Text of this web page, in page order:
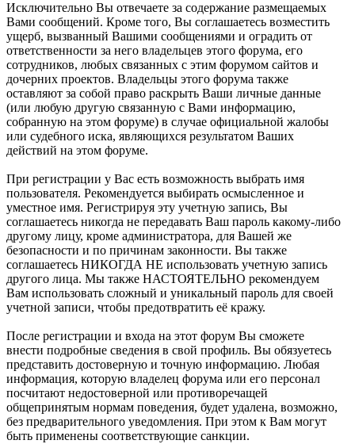
Исключительно Вы отвечаете за содержание размещаемых
Вами сообщений. Кроме того, Вы соглашаетесь возместить
ущерб, вызванный Вашими сообщениями и оградить от
ответственности за него владельцев этого форума, его
сотрудников, любых связанных с этим форумом сайтов и
дочерних проектов. Владельцы этого форума также
оставляют за собой право раскрыть Ваши личные данные
(или любую другую связанную с Вами информацию,
собранную на этом форуме) в случае официальной жалобы
или судебного иска, являющихся результатом Ваших
действий на этом форуме.
При регистрации у Вас есть возможность выбрать имя
пользователя. Рекомендуется выбирать осмысленное и
уместное имя. Регистрируя эту учетную запись, Вы
соглашаетесь никогда не передавать Ваш пароль какому-либо
другому лицу, кроме администратора, для Вашей же
безопасности и по причинам законности. Вы также
соглашаетесь НИКОГДА НЕ использовать учетную запись
другого лица. Мы также НАСТОЯТЕЛЬНО рекомендуем
Вам использовать сложный и уникальный пароль для своей
учетной записи, чтобы предотвратить её кражу.
После регистрации и входа на этот форум Вы сможете
внести подробные сведения в свой профиль. Вы обязуетесь
представить достоверную и точную информацию. Любая
информация, которую владелец форума или его персонал
посчитают недостоверной или противоречащей
общепринятым нормам поведения, будет удалена, возможно,
без предварительного уведомления. При этом к Вам могут
быть применены соответствующие санкции.